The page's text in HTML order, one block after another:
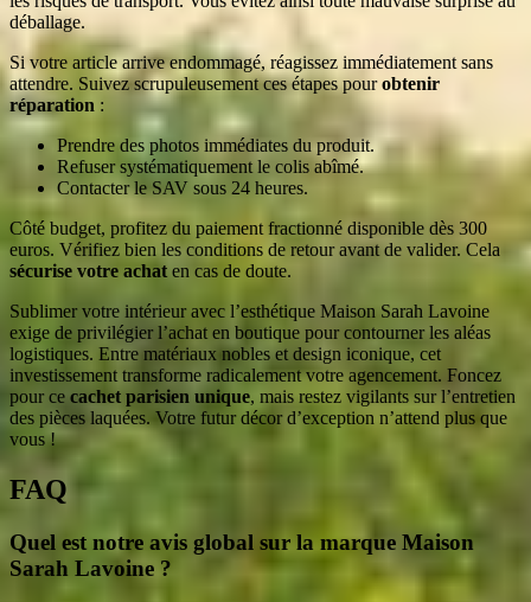
déballage.
Si votre article arrive endommagé, réagissez immédiatement sans
attendre. Suivez scrupuleusement ces étapes pourobtenir
réparation :
Prendre des photos immédiates du produit.
Refuser systématiquement le colis abîmé.
Contacter le SAV sous 24 heures.
Côté budget, profitez du paiement fractionné disponible dès 300
euros. Vérifiez bien les conditions de retour avant de valider. Cela
sécurise votre achaten cas de doute.
Sublimer votre intérieur avec l’esthétique Maison Sarah Lavoine
exige de privilégier l’achat en boutique pour contourner les aléas
logistiques. Entre matériaux nobles et design iconique, cet
investissement transforme radicalement votre agencement. Foncez
pour ce cachet parisien unique, mais restez vigilants sur l’entretien
des pièces laquées. Votre futur décor d’exception n’attend plus que
vous !
FAQ
Quel est notre avis global sur la marque Maison
Sarah Lavoine ?